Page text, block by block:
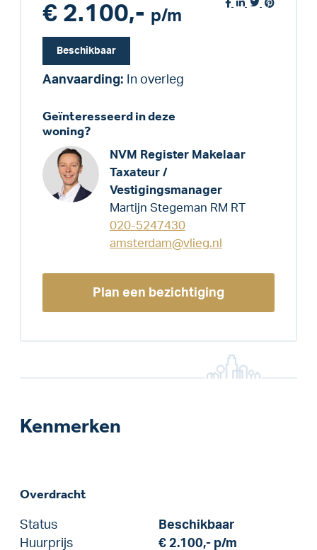
€ 2.100,- p/m
Beschikbaar
Aanvaarding: In overleg
Geïnteresseerd in deze
woning?
NVM Register Makelaar
Taxateur /
Vestigingsmanager
Martijn Stegeman RM RT
020-5247430
amsterdam@vlieg.nl
Plan een bezichtiging
Kenmerken
Overdracht
Status
Beschikbaar
Huurprijs
€ 2.100,- p/m